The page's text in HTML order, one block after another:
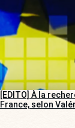
[EDITO] À la
France, selon